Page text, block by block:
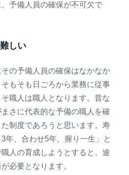
予備人員の確保が不可欠で
しい
の予備人員の確保はなかなか
もそも日ごろから業務に従事
職人は職人となります。昔な
さに代表的な予備の職人を確
制度であろうと思います。寿
年、合わせ5年、握り一生」と
人の育成しようとすると、途
必要となります。